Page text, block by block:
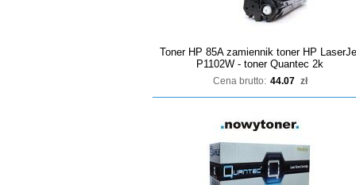
Toner HP 85A zamiennik toner HP
P1102W - toner Quantec 2k
Cena brutto: 44.07 zł